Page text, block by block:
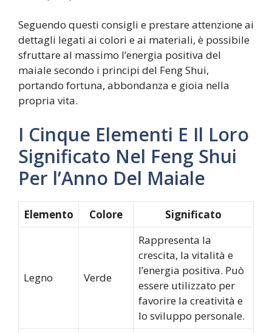
Seguendo questi consigli e prestare attenzione ai
dettagli legati ai colori e ai materiali, è possibile
sfruttare al massimo l’energia positiva del
maiale secondo i principi del Feng Shui,
portando fortuna, abbondanza e gioia nella
propria vita.
I Cinque Elementi E Il Loro
Significato Nel Feng Shui
Per l’Anno Del Maiale
Elemento Colore Significato
Legno Verde
Rappresenta la
crescita, la vitalità e
l’energia positiva. Può
essere utilizzato per
favorire la creatività e
lo sviluppo personale.